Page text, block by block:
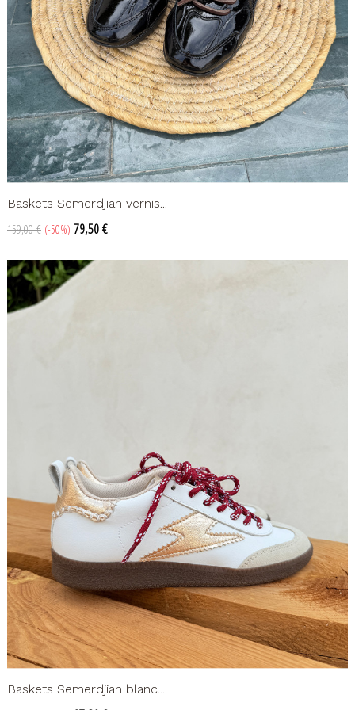
Baskets Semerdjian vernis...
Prix
base
159,00 € -50% Prix
79,50 €
Baskets Semerdjian blanc...